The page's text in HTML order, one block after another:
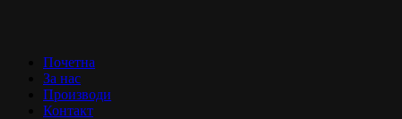
Почетна
За нас
Производи
Контакт